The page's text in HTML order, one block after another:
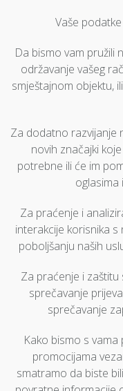
Vaše
Da bismo vam pružili
održavanje vašeg
smještajnom objektu,
Za dodatno razvijanje
novih značajki
potrebne ili će im
oglasima
Za praćenje i
interakcije korisnika s
poboljšanju naših
Za praćenje i zaštitu
sprečavanje
sprečavanje
Kako bismo s
promocijama
smatramo da biste